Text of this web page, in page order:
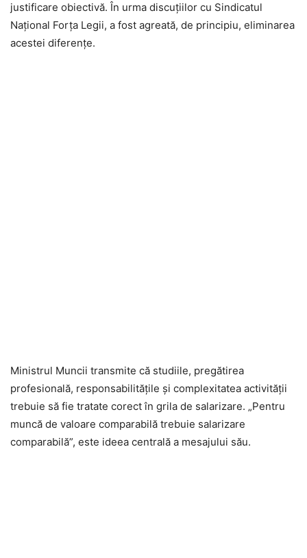
justificare obiectivă. În urma discuțiilor cu Sindicatul
Național Forța Legii, a fost agreată, de principiu, eliminarea
acestei diferențe.
Ministrul Muncii transmite că studiile, pregătirea
profesională, responsabilitățile și complexitatea activității
trebuie să fie tratate corect în grila de salarizare. „Pentru
muncă de valoare comparabilă trebuie salarizare
comparabilă”, este ideea centrală a mesajului său.